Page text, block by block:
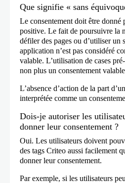
Que signifie « sans
Le consentement doit être donné
positive. Le fait de poursuivre la
défiler des pages ou d’utiliser un
application n’est pas considéré
valable. L’utilisation de cases
non plus un consentement
L’absence d’action de la part
interprétée comme un
Dois-je autoriser les
donner leur consentement ?
Oui. Les utilisateurs doivent
des tags Criteo aussi facilement
donner leur consentement.
Par exemple, si les utilisateurs